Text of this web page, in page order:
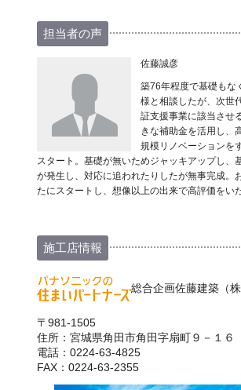
担当者の声
佐藤誠彦
築76年程度で基礎もな
様と相談したが、次世
証支援事業に該当させ
きな補助金を活用し、
規模リノベーションを
スタート。基礎が無いためジャッキアップし、
が発生し、対応に追われたりしたが無事完成。
たにスタートし、想像以上の出来で高評価をい
施工店情報
総合企画佐藤建築（株
〒981-1505
住所：宮城県角田市角田字扇町９－１６
電話：0224-63-4825
FAX：0224-63-2355